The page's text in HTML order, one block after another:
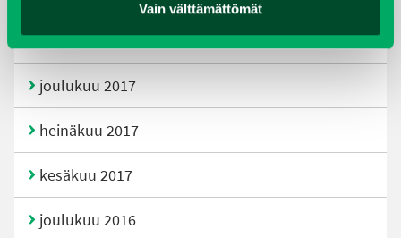
Vain välttämättömät
tammikuu 2018
joulukuu 2017
heinäkuu 2017
kesäkuu 2017
joulukuu 2016